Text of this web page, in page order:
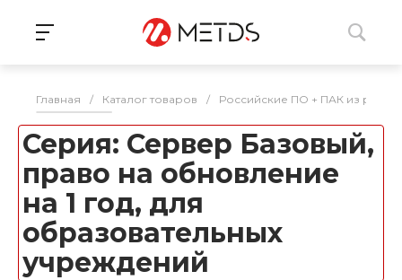
Главная / Каталог товаров / Российские ПО + ПАК из
Серия: Сервер Базовый,
право на обновление
на 1 год, для
образовательных
учреждений